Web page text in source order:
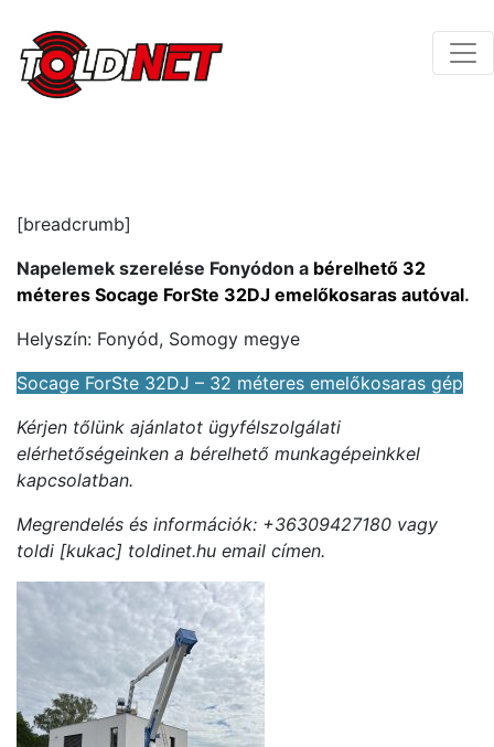
[breadcrumb]
Napelemek szerelése Fonyódon a bérelhető 32
méteres Socage ForSte 32DJ emelőkosaras autóval.
Helyszín: Fonyód, Somogy megye
Socage ForSte 32DJ – 32 méteres emelőkosaras gép
Kérjen tőlünk ajánlatot ügyfélszolgálati
elérhetőségeinken a bérelhető munkagépeinkkel
kapcsolatban.
Megrendelés és információk: +36309427180 vagy
toldi [kukac] toldinet.hu email címen.